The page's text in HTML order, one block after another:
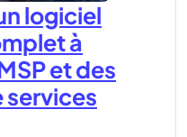
logiciel
à
et des
services